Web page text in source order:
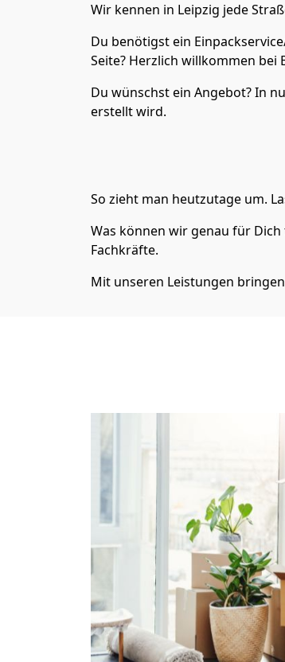
Wir kennen in Leipzig jede
Du benötigst ein
Seite? Herzlich willkommen bei
Du wünschst ein Angebot? In
erstellt wird.
So zieht man heutzutage um.
Was können wir genau für
Fachkräfte.
Mit unseren Leistungen